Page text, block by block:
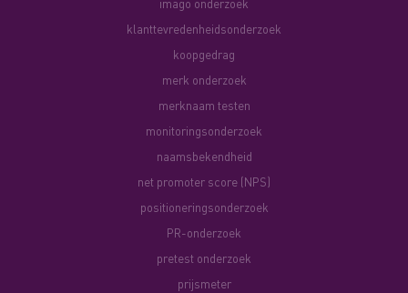
imago onderzoek
klanttevredenheidsonderzoek
koopgedrag
merk onderzoek
merknaam testen
monitoringsonderzoek
naamsbekendheid
net promoter score (NPS)
positioneringsonderzoek
PR-onderzoek
pretest onderzoek
prijsmeter